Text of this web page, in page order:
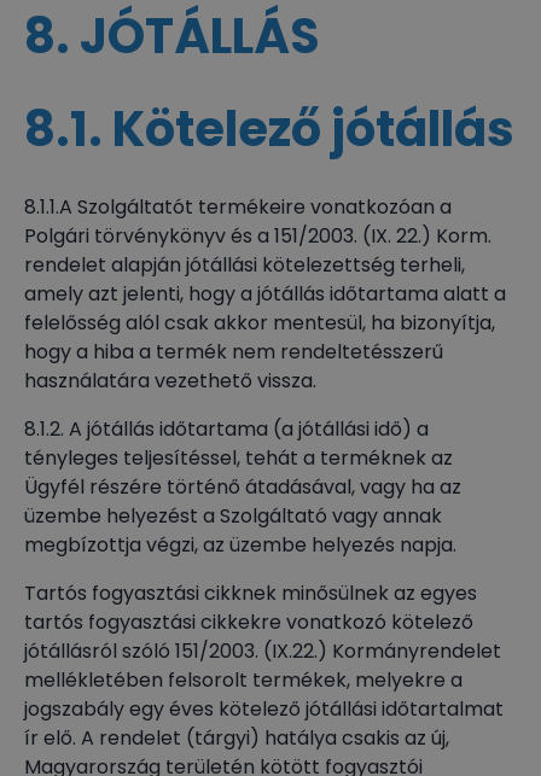
8. JÓTÁLLÁS
8.1. Kötelező jótállás
8.1.1.A Szolgáltatót termékeire vonatkozóan a
Polgári törvénykönyv és a 151/2003. (IX. 22.) Korm.
rendelet alapján jótállási kötelezettség terheli,
amely azt jelenti, hogy a jótállás időtartama alatt a
felelősség alól csak akkor mentesül, ha bizonyítja,
hogy a hiba a termék nem rendeltetésszerű
használatára vezethető vissza.
8.1.2. A jótállás időtartama (a jótállási idő) a
tényleges teljesítéssel, tehát a terméknek az
Ügyfél részére történő átadásával, vagy ha az
üzembe helyezést a Szolgáltató vagy annak
megbízottja végzi, az üzembe helyezés napja.
Tartós fogyasztási cikknek minősülnek az egyes
tartós fogyasztási cikkekre vonatkozó kötelező
jótállásról szóló 151/2003. (IX.22.) Kormányrendelet
mellékletében felsorolt termékek, melyekre a
jogszabály egy éves kötelező jótállási időtartalmat
ír elő. A rendelet (tárgyi) hatálya csakis az új,
Magyarország területén kötött fogyasztói